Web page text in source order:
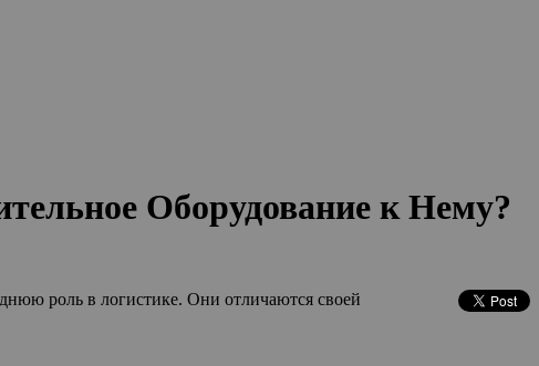
Оборудование к Нему?
роль в логистике. Они отличаются своей